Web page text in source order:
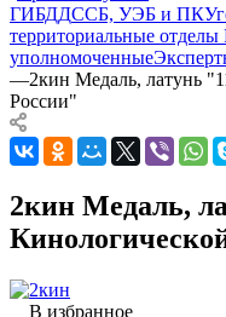
ГИБДДССБ, УЭБ и ПК
территориальные
уполномоченные
—2кин Медаль, латунь
России"
2кин Медаль,
В избранное